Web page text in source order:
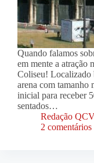
Quando falamos
em mente a atração
Coliseu! Localizado
arena com tamanho
inicial para receber
sentados…
Redação
2 comentários